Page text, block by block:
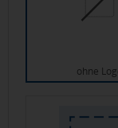
ohne